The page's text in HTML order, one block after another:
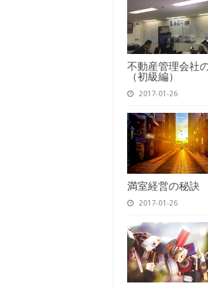
不動産管理会社
（初級編）
2017-01-26
満室経営の秘訣
2017-01-26